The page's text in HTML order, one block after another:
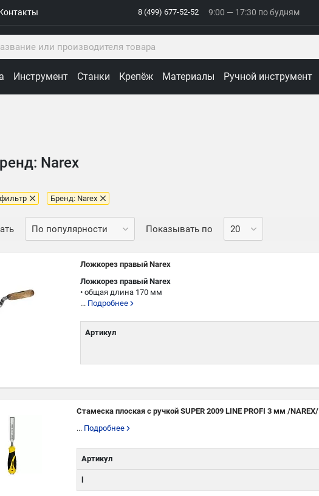
8 (499) 677-52-52 9:00 — 17:30 по будням
Инструмент Станки Крепёж Материалы Ручной инструмент
Narex
Бренд: Narex
Показывать по
Ложкорез правый Narex
Ложкорез правый Narex
• общая длина 170 мм
... Подробнее
Артикул
Стамеска плоская с ручкой SUPER 2009 LINE PROFI 3 мм /NAREX/
... Подробнее
Артикул